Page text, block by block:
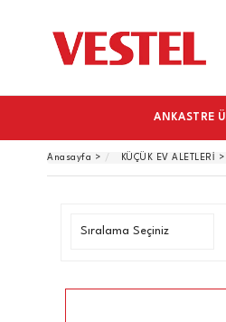
Home
ANKASTRE
Anasayfa > KÜÇÜK EV ALETLERİ >